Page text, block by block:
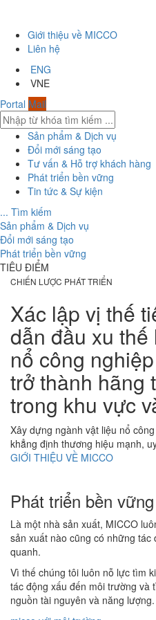
Giới thiệu về MICCO
Liên hệ
ENG
VNE
Portal Mail
Sản phẩm & Dịch vụ
Đổi mới sáng tạo
Tư vấn & Hỗ trợ khách hàng
Phát triển bền vững
Tin tức & Sự kiện
... Tìm kiếm
Sản phẩm & Dịch vụ
Đổi mới sáng tạo
Phát triển bền vững
TIÊU ĐIỂM
CHIẾN LƯỢC PHÁT TRIỂN
Xác lập vị thế
dẫn đầu xu
nổ công
trở thành hãng
trong khu vực
Xây dựng ngành vật liệu nổ
khẳng định thương hiệu mạnh,
GIỚI THIỆU VỀ MICCO
Phát triển bền vững
Là một nhà sản xuất, MICCO
sản xuất nào cũng có những
quanh.
Vì thế chúng tôi luôn nỗ lực tìm
tác động xấu đến môi trường và
nguồn tài nguyên và năng lượng.